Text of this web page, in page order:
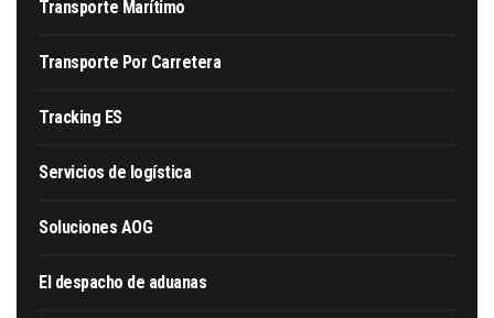
Transporte Marítimo
Transporte Por Carretera
Tracking ES
Servicios de logística
Soluciones AOG
El despacho de aduanas